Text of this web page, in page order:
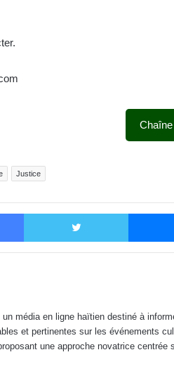
Justice
Facebook Twitter
média en ligne haïtien destiné à
et pertinentes sur les événements
une approche novatrice